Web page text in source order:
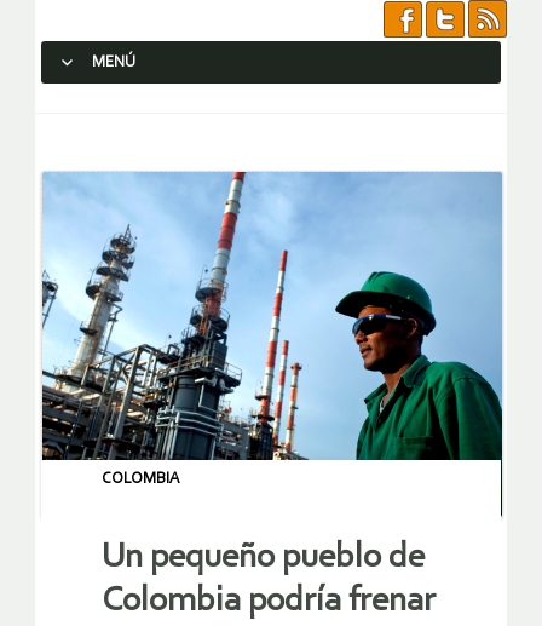
MENÚ
COLOMBIA
Un pequeño pueblo de
Colombia podría frenar